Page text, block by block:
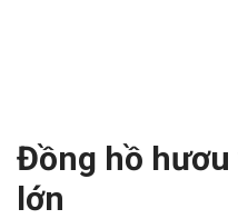
Đồng hồ hươu
lớn